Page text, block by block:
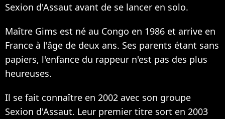
Sexion d'Assaut avant de se lancer en solo.
Maître Gims est né au Congo en 1986 et arrive en
France à l'âge de deux ans. Ses parents étant sans
papiers, l'enfance du rappeur n'est pas des plus
heureuses.
Il se fait connaître en 2002 avec son groupe
Sexion d'Assaut. Leur premier titre sort en 2003